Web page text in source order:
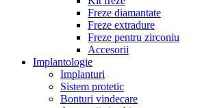
Freze diamantate
Freze extradure
Freze pentru zirconiu
Accesorii
Implantologie
Implanturi
Sistem protetic
Bonturi vindecare